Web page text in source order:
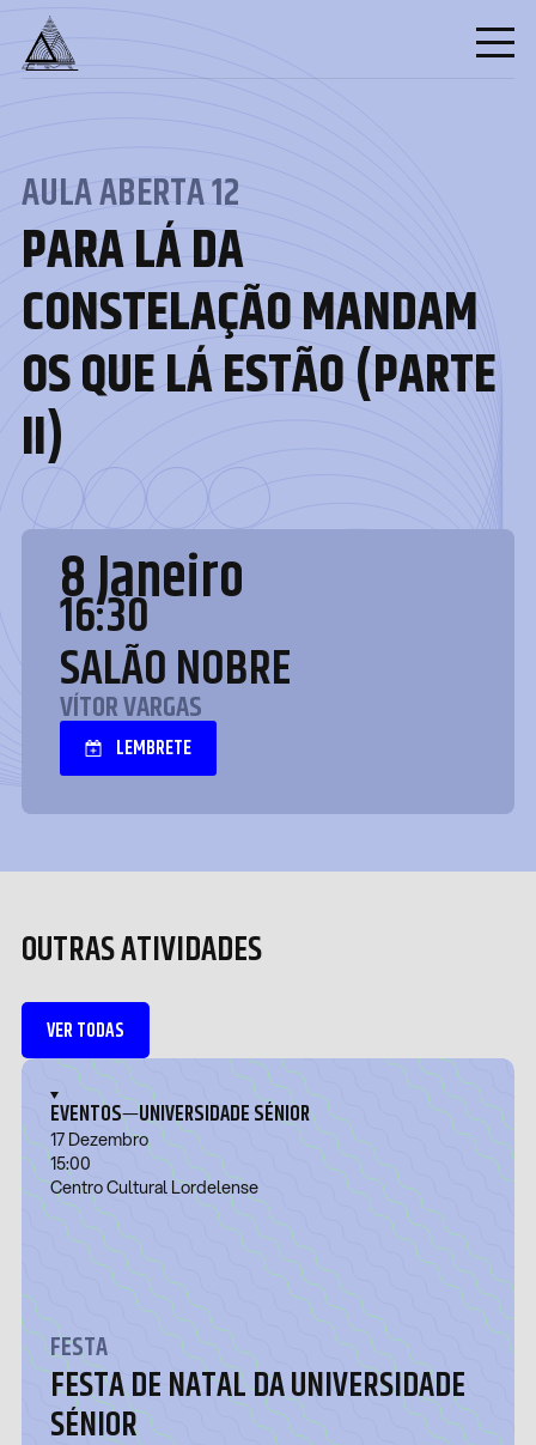
8 Janeiro
16:30
SALÃO NOBRE
VÍTOR VARGAS
LEMBRETE
AULA ABERTA 12
PARA LÁ DA
CONSTELAÇÃO MANDAM
OS QUE LÁ ESTÃO (PARTE
II)
OUTRAS ATIVIDADES
VER TODAS
EVENTOS—UNIVERSIDADE SÉNIOR
17 Dezembro
15:00
Centro Cultural Lordelense
FESTA
FESTA DE NATAL DA UNIVERSIDADE
SÉNIOR